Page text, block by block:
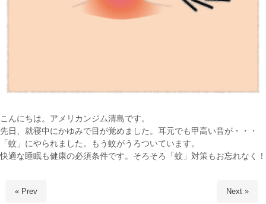
こんにちは。アメリカンジム清島です。
先日、就寝中にかゆみで目が覚めました。耳元でも甲高い音が・・・
「蚊」にやられました。もう蚊がうろついています。
快適な睡眠も健康の必須条件です。そろそろ「蚊」対策もお忘れなく！
« Prev Next »